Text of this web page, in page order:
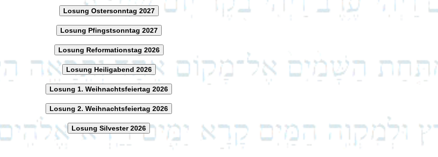
Losung Ostersonntag 2027
Losung Pfingstsonntag 2027
Losung Reformationstag 2026
Losung Heiligabend 2026
Losung 1. Weihnachtsfeiertag 2026
Losung 2. Weihnachtsfeiertag 2026
Losung Silvester 2026